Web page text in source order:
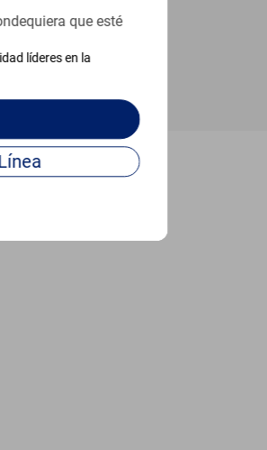
que esté
líderes en la
para entrar en la Banca en Línea